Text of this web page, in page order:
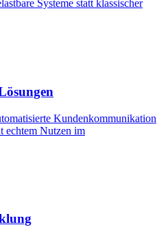
Systeme statt klassischer
Kundenkommunikation
echtem Nutzen im